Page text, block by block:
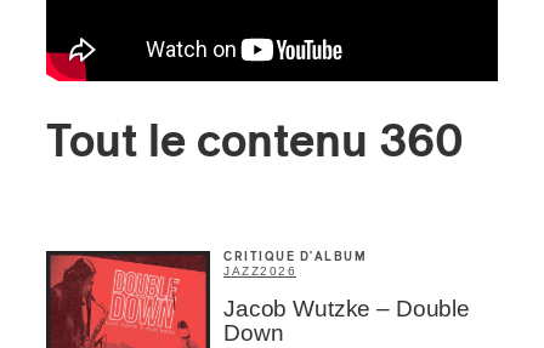
Tout le contenu 360
CRITIQUE D'ALBUM
JAZZ2026
Jacob Wutzke – Double
Down